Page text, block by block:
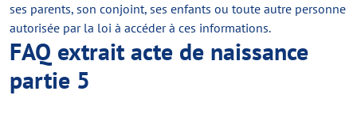
ses parents, son conjoint, ses enfants ou toute autre personne
autorisée par la loi à accéder à ces informations.
FAQ extrait acte de naissance
partie 5